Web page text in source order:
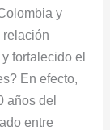
y
relación
fortalecido el
En efecto,
años del
entre